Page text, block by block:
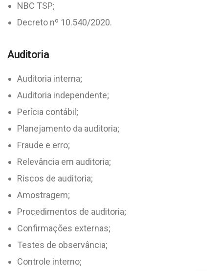
NBC TSP;
Decreto nº 10.540/2020.
Auditoria
Auditoria interna;
Auditoria independente;
Perícia contábil;
Planejamento da auditoria;
Fraude e erro;
Relevância em auditoria;
Riscos de auditoria;
Amostragem;
Procedimentos de auditoria;
Confirmações externas;
Testes de observância;
Controle interno;